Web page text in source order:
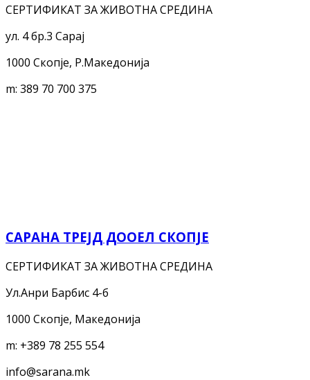
СЕРТИФИКАТ ЗА ЖИВОТНА СРЕДИНА
ул. 4 бр.3 Сарај
1000 Скопје, Р.Македонија
m: 389 70 700 375
САРАНА ТРЕЈД ДООЕЛ СКОПЈЕ
СЕРТИФИКАТ ЗА ЖИВОТНА СРЕДИНА
Ул.Анри Барбис 4-б
1000 Скопје, Македонија
m: +389 78 255 554
info@sarana.mk